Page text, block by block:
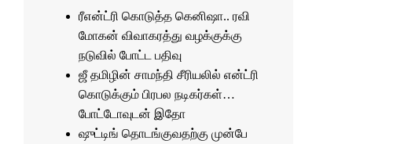
ரீஎன்ட்ரி கொடுத்த கெனிஷா.. ரவி
மோகன் விவாகரத்து வழக்குக்கு
நடுவில் போட்ட பதிவு
ஜீ தமிழின் சாமந்தி சீரியலில் என்ட்ரி
கொடுக்கும் பிரபல நடிகர்கள்…
போட்டோவுடன் இதோ
ஷுட்டிங் தொடங்குவதற்கு முன்பே